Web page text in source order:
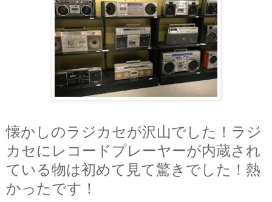
懐かしのラジカセが沢山でした！ラジ
カセにレコードプレーヤーが内蔵され
ている物は初めて見て驚きでした！熱
かったです！